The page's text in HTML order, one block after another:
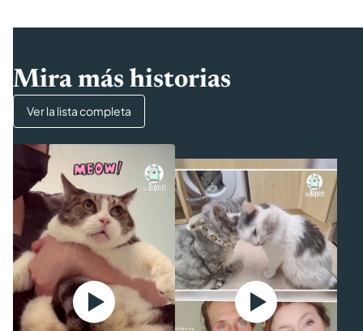
Mira más historias
Ver la lista completa